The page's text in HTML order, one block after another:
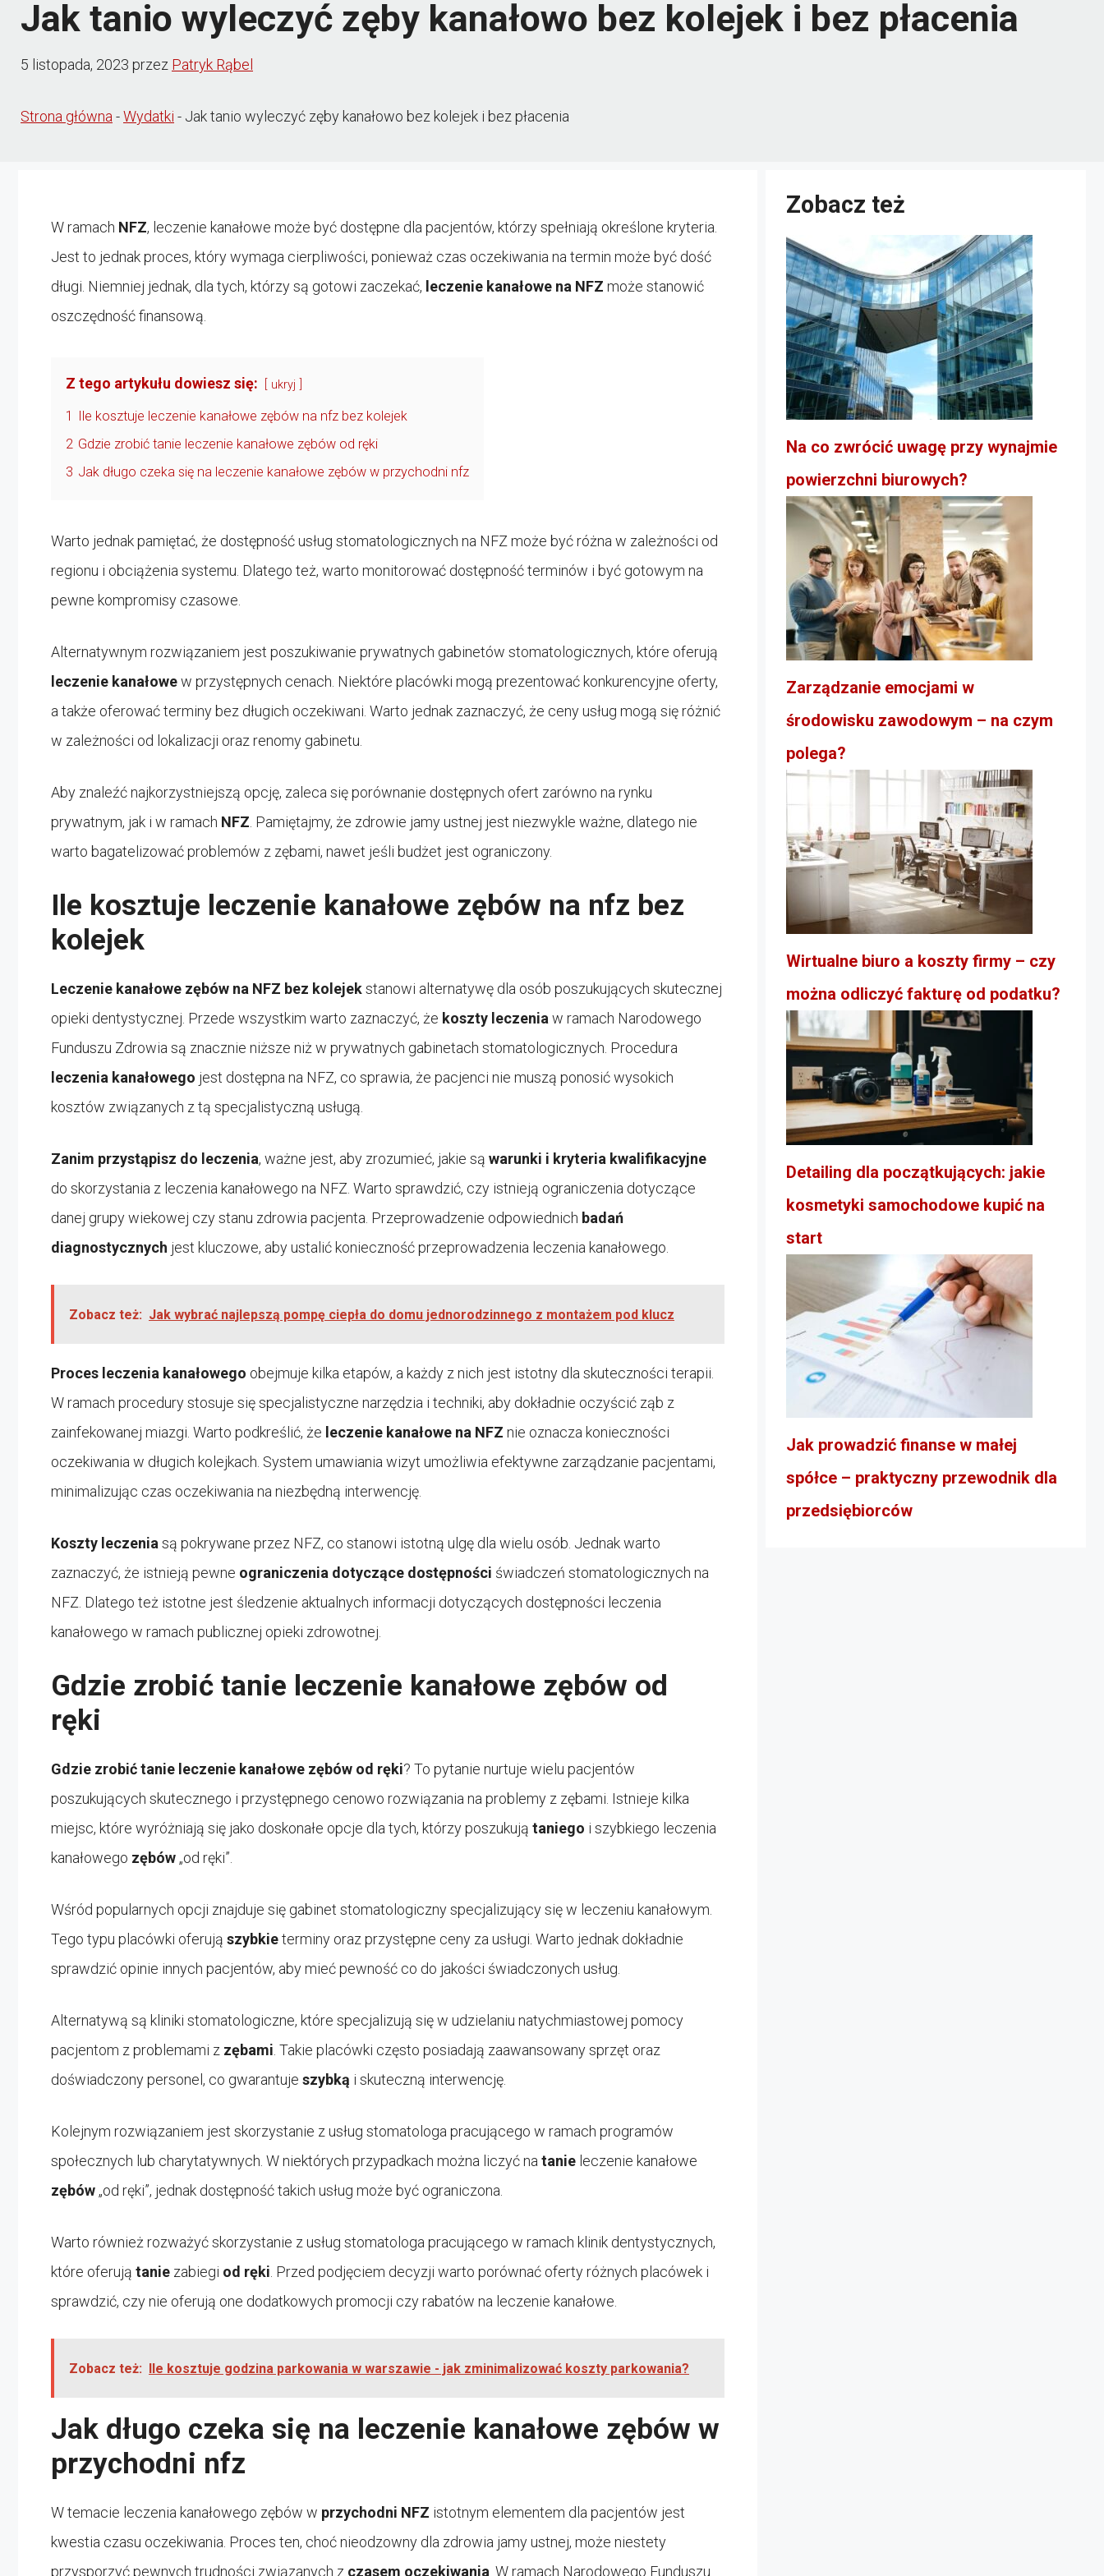
Jak tanio wyleczyć zęby kanałowo bez kolejek i bez płacenia
5 listopada, 2023 przez Patryk Rąbel
Strona główna-Wydatki - Jak tanio wyleczyć zęby kanałowo bez kolejek i bez płacenia
W ramach NFZ, leczenie kanałowe może być dostępne dla pacjentów, którzy spełniają określone kryteria.
Jest to jednak proces, który wymaga cierpliwości, ponieważ czas oczekiwania na termin może być dość
długi. Niemniej jednak, dla tych, którzy są gotowi zaczekać, leczenie kanałowe na NFZ może stanowić
oszczędność finansową.
Z tego artykułu dowiesz się: ukryj
1
Ile kosztuje leczenie kanałowe zębów na nfz bez kolejek
2 Gdzie zrobić tanie leczenie kanałowe zębów od ręki
3 Jak długo czeka się na leczenie kanałowe zębów w przychodni nfz
Warto jednak pamiętać, że dostępność usług stomatologicznych na NFZ może być różna w zależności od
regionu i obciążenia systemu. Dlatego też, warto monitorować dostępność terminów i być gotowym na
pewne kompromisy czasowe.
Alternatywnym rozwiązaniem jest poszukiwanie prywatnych gabinetów stomatologicznych, które oferują
leczenie kanałowew przystępnych cenach. Niektóre placówki mogą prezentować konkurencyjne oferty,
a także oferować terminy bez długich oczekiwani. Warto jednak zaznaczyć, że ceny usług mogą się różnić
w zależności od lokalizacji oraz renomy gabinetu.
Aby znaleźć najkorzystniejszą opcję, zaleca się porównanie dostępnych ofert zarówno na rynku
prywatnym, jak i w ramach NFZ . Pamiętajmy, że zdrowie jamy ustnej jest niezwykle ważne, dlatego nie
warto bagatelizować problemów z zębami, nawet jeśli budżet jest ograniczony.
Ile kosztuje leczenie kanałowe zębów na nfz bez
kolejek
Leczenie kanałowe zębów na NFZ bez kolejekstanowi alternatywę dla osób poszukujących skutecznej
opieki dentystycznej. Przede wszystkim warto zaznaczyć, że koszty leczenia w ramach Narodowego
Funduszu Zdrowia są znacznie niższe niż w prywatnych gabinetach stomatologicznych. Procedura
leczenia kanałowego jest dostępna na NFZ, co sprawia, że pacjenci nie muszą ponosić wysokich
kosztów związanych z tą specjalistyczną usługą.
Zanim przystąpisz do leczenia, ważne jest, aby zrozumieć, jakie są warunki i kryteria kwalifikacyjne
do skorzystania z leczenia kanałowego na NFZ. Warto sprawdzić, czy istnieją ograniczenia dotyczące
danej grupy wiekowej czy stanu zdrowia pacjenta. Przeprowadzenie odpowiednich badań
diagnostycznych jest kluczowe, aby ustalić konieczność przeprowadzenia leczenia kanałowego.
Zobacz też: Jak wybrać najlepszą pompę ciepła do domu jednorodzinnego z montażem pod klucz
Proces leczenia kanałowego obejmuje kilka etapów, a każdy z nich jest istotny dla skuteczności terapii.
W ramach procedury stosuje się specjalistyczne narzędzia i techniki, aby dokładnie oczyścić ząb z
zainfekowanej miazgi. Warto podkreślić, że leczenie kanałowe na NFZ nie oznacza konieczności
oczekiwania w długich kolejkach. System umawiania wizyt umożliwia efektywne zarządzanie pacjentami,
minimalizując czas oczekiwania na niezbędną interwencję.
Koszty leczenia są pokrywane przez NFZ, co stanowi istotną ulgę dla wielu osób. Jednak warto
zaznaczyć, że istnieją pewne ograniczenia dotyczące dostępności świadczeń stomatologicznych na
NFZ. Dlatego też istotne jest śledzenie aktualnych informacji dotyczących dostępności leczenia
kanałowego w ramach publicznej opieki zdrowotnej.
Gdzie zrobić tanie leczenie kanałowe zębów od
ręki
Gdzie zrobićtanie leczenie kanałowe zębów od ręki? To pytanie nurtuje wielu pacjentów
poszukujących skutecznego i przystępnego cenowo rozwiązania na problemy z zębami. Istnieje kilka
miejsc, które wyróżniają się jako doskonałe opcje dla tych, którzy poszukują taniego i szybkiego leczenia
kanałowego zębów„od ręki”.
Wśród popularnych opcji znajduje się gabinet stomatologiczny specjalizujący się w leczeniu kanałowym.
Tego typu placówki oferują szybkieterminy oraz przystępne ceny za usługi. Warto jednak dokładnie
sprawdzić opinie innych pacjentów, aby mieć pewność co do jakości świadczonych usług.
Alternatywą są kliniki stomatologiczne, które specjalizują się w udzielaniu natychmiastowej pomocy
pacjentom z problemami z zębami . Takie placówki często posiadają zaawansowany sprzęt oraz
doświadczony personel, co gwarantuje szybką i skuteczną interwencję.
Kolejnym rozwiązaniem jest skorzystanie z usług stomatologa pracującego w ramach programów
społecznych lub charytatywnych. W niektórych przypadkach można liczyć na tanie leczenie kanałowe
zębów„od ręki”, jednak dostępność takich usług może być ograniczona.
Warto również rozważyć skorzystanie z usług stomatologa pracującego w ramach klinik dentystycznych,
które oferują tanie zabiegi od ręki . Przed podjęciem decyzji warto porównać oferty różnych placówek i
sprawdzić, czy nie oferują one dodatkowych promocji czy rabatów na leczenie kanałowe.
Zobacz też: Ile kosztuje godzina parkowania w warszawie - jak zminimalizować koszty parkowania?
Jak długo czeka się na leczenie kanałowe zębów w
przychodni nfz
W temacie leczenia kanałowego zębów w przychodni NFZ istotnym elementem dla pacjentów jest
kwestia czasu oczekiwania. Proces ten, choć nieodzowny dla zdrowia jamy ustnej, może niestety
przysporzyć pewnych trudności związanych z czasem oczekiwania . W ramach Narodowego Funduszu
Zobacz też
Na co zwrócić uwagę przy wynajmie
powierzchni biurowych?
Zarządzanie emocjami w
środowisku zawodowym – na czym
polega?
Wirtualne biuro a koszty firmy – czy
można odliczyć fakturę od podatku?
Detailing dla początkujących: jakie
kosmetyki samochodowe kupić na
start
Jak prowadzić finanse w małej
spółce – praktyczny przewodnik dla
przedsiębiorców